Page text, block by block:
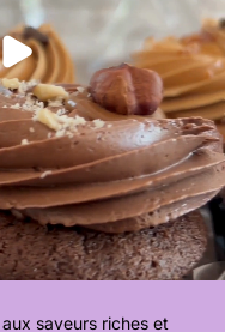
aux saveurs riches et